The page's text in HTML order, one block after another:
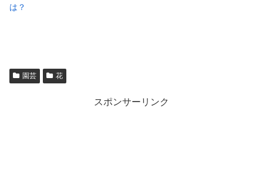
は？
園芸 花
スポンサーリンク